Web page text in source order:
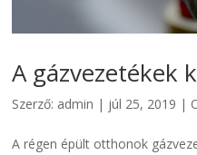
A gázvezetékek
Szerző: admin | júl 25, 2019 |
A régen épült otthonok